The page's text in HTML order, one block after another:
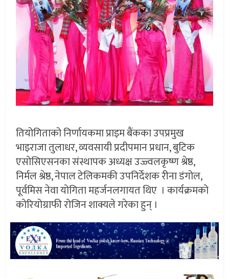
तियोगिताको निर्णायकमा प्राइम बैंकका उपप्रमुख
भाइराजा तुलाधर, व्यवसायी प्रदीपमान प्रधान, बुटिक
एसोसिएसनका संस्थापक अध्यक्ष उज्ज्वलकृष्ण श्रेष्ठ,
निर्मल श्रेष्ठ, नेपाल टेलिकमकी उपनिर्देशक रीना डंगोल,
पूर्वमिस नेवा योगिता महर्जनलगायत थिए । कार्यक्रमको
कोरियोग्राफी रोजिन शाक्यले गरेका हुन् ।